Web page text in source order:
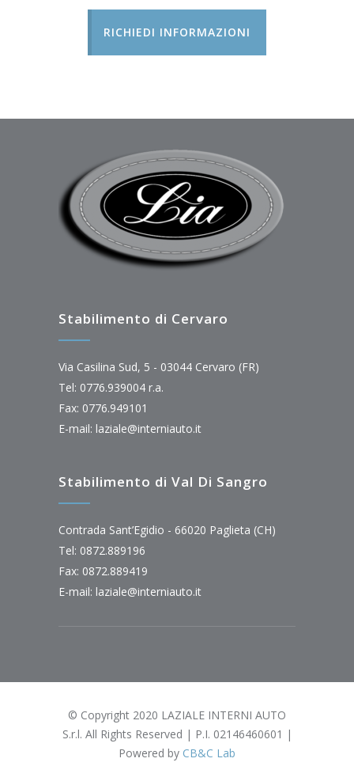
RICHIEDI INFORMAZIONI
Stabilimento di Cervaro
Via Casilina Sud, 5 - 03044 Cervaro (FR)
Tel: 0776.939004 r.a.
Fax: 0776.949101
E-mail: laziale@interniauto.it
Stabilimento di Val Di Sangro
Contrada Sant’Egidio - 66020 Paglieta (CH)
Tel: 0872.889196
Fax: 0872.889419
E-mail: laziale@interniauto.it
© Copyright 2020 LAZIALE INTERNI AUTO
S.r.l. All Rights Reserved | P.I. 02146460601 |
Powered by CB&C Lab